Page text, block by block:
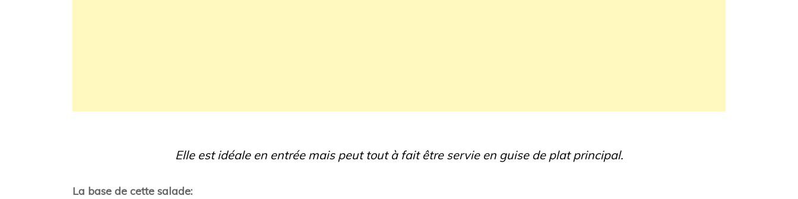
Elle est idéale en entrée mais peut tout à fait être servie en guise de plat principal.
La base de cette salade: